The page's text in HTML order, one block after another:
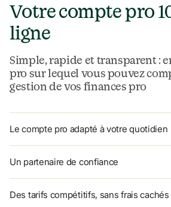
Votre compte pro
ligne
Simple, rapide et transparent :
pro sur lequel vous pouvez
gestion de vos finances pro
Le compte pro adapté à votre quotidien
Un partenaire de confiance
Des tarifs compétitifs, sans frais cachés